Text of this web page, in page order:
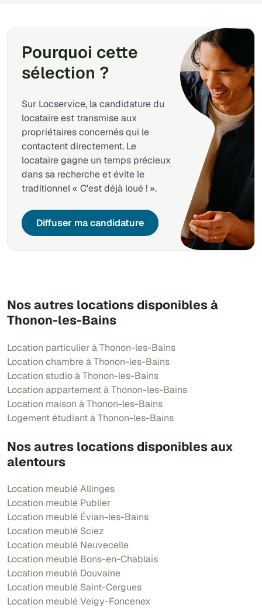
Pourquoi cette
sélection ?
Sur Locservice, la candidature du
locataire est transmise aux
propriétaires concernés qui le
contactent directement. Le
locataire gagne un temps précieux
dans sa recherche et évite le
traditionnel « C'est déjà loué ! ».
Diffuser ma candidature
Nos autres locations disponibles à
Thonon-les-Bains
Location particulier à Thonon-les-Bains
Location chambre à Thonon-les-Bains
Location studio à Thonon-les-Bains
Location appartement à Thonon-les-Bains
Location maison à Thonon-les-Bains
Logement étudiant à Thonon-les-Bains
Nos autres locations disponibles aux
alentours
Location meublé Allinges
Location meublé Publier
Location meublé Évian-les-Bains
Location meublé Sciez
Location meublé Neuvecelle
Location meublé Bons-en-Chablais
Location meublé Douvaine
Location meublé Saint-Cergues
Location meublé Veigy-Foncenex